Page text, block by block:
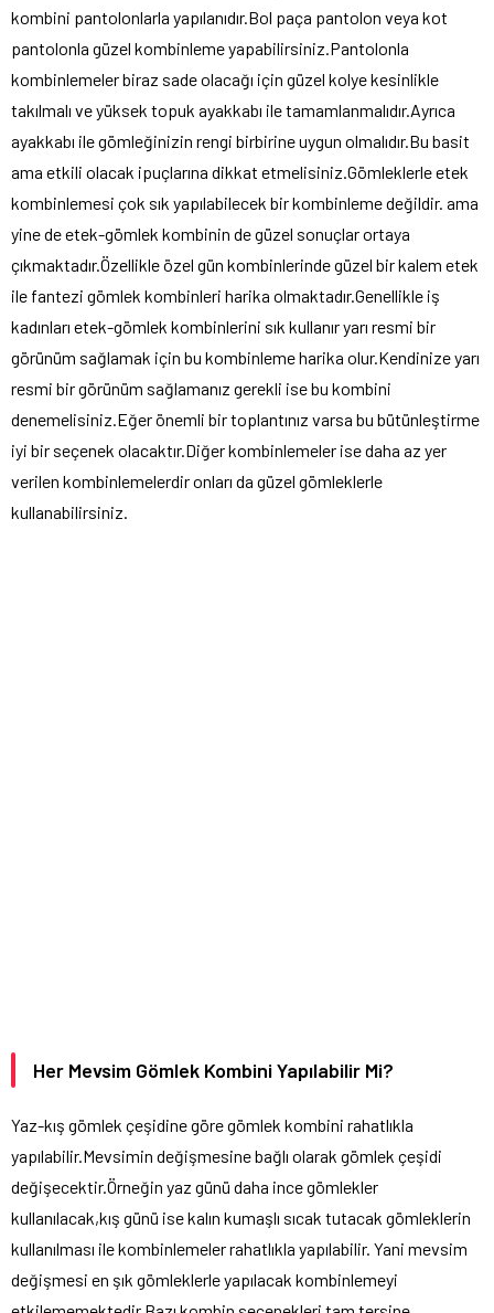
kombini pantolonlarla yapılanıdır.Bol paça pantolon veya kot
pantolonla güzel kombinleme yapabilirsiniz.Pantolonla
kombinlemeler biraz sade olacağı için güzel kolye kesinlikle
takılmalı ve yüksek topuk ayakkabı ile tamamlanmalıdır.Ayrıca
ayakkabı ile gömleğinizin rengi birbirine uygun olmalıdır.Bu basit
ama etkili olacak ipuçlarına dikkat etmelisiniz.Gömleklerle etek
kombinlemesi çok sık yapılabilecek bir kombinleme değildir. ama
yine de etek-gömlek kombinin de güzel sonuçlar ortaya
çıkmaktadır.Özellikle özel gün kombinlerinde güzel bir kalem etek
ile fantezi gömlek kombinleri harika olmaktadır.Genellikle iş
kadınları etek-gömlek kombinlerini sık kullanır yarı resmi bir
görünüm sağlamak için bu kombinleme harika olur.Kendinize yarı
resmi bir görünüm sağlamanız gerekli ise bu kombini
denemelisiniz.Eğer önemli bir toplantınız varsa bu bütünleştirme
iyi bir seçenek olacaktır.Diğer kombinlemeler ise daha az yer
verilen kombinlemelerdir onları da güzel gömleklerle
kullanabilirsiniz.
Her Mevsim Gömlek Kombini Yapılabilir Mi?
Yaz-kış gömlek çeşidine göre gömlek kombini rahatlıkla
yapılabilir.Mevsimin değişmesine bağlı olarak gömlek çeşidi
değişecektir.Örneğin yaz günü daha ince gömlekler
kullanılacak,kış günü ise kalın kumaşlı sıcak tutacak gömleklerin
kullanılması ile kombinlemeler rahatlıkla yapılabilir. Yani mevsim
değişmesi en şık gömleklerle yapılacak kombinlemeyi